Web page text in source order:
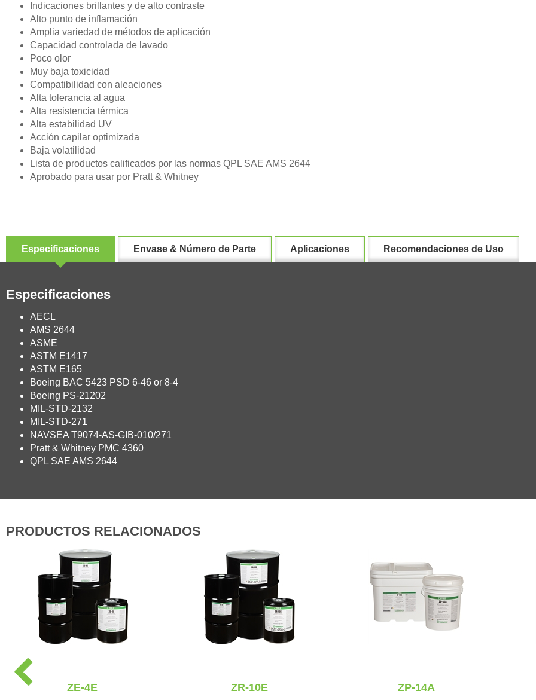
Indicaciones brillantes y de alto contraste
Alto punto de inflamación
Amplia variedad de métodos de aplicación
Capacidad controlada de lavado
Poco olor
Muy baja toxicidad
Compatibilidad con aleaciones
Alta tolerancia al agua
Alta resistencia térmica
Alta estabilidad UV
Acción capilar optimizada
Baja volatilidad
Lista de productos calificados por las normas QPL SAE AMS 2644
Aprobado para usar por Pratt & Whitney
Especificaciones Envase & Número de Parte Aplicaciones Recomendaciones de Uso
Especificaciones
AECL
AMS 2644
ASME
ASTM E1417
ASTM E165
Boeing BAC 5423 PSD 6-46 or 8-4
Boeing PS-21202
MIL-STD-2132
MIL-STD-271
NAVSEA T9074-AS-GIB-010/271
Pratt & Whitney PMC 4360
QPL SAE AMS 2644
PRODUCTOS RELACIONADOS
ZE-4E ZR-10E ZP-14A